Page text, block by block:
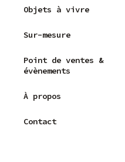
Porcelaine
Capsule
Pièces uniques
Objets à vivre
Sur-mesure
Point de ventes &
évènements
À propos
Contact